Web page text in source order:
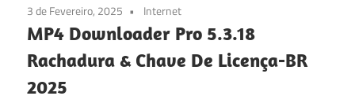
3 de Fevereiro, 2025 Internet
MP4 Downloader Pro 5.3.18
Rachadura & Chave De Licença-BR
2025